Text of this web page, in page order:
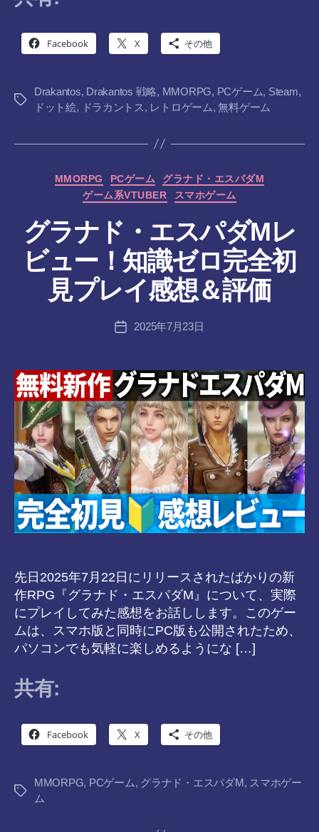
Facebook X その他
タ
Drakantos, Drakantos 戦略, MMORPG, PCゲーム, Steam,
ドット絵, ドラカントス , レトロゲーム,無料ゲーム
カ
テ
ゴ
リ
ー
MMORPG PCゲーム
グラナド・エスパダM
ゲーム系VTUBER
スマホゲーム
グラナド・エスパダMレ
ビュー！知識ゼロ完全初
見プレイ感想＆評価
投
稿
作
成
者
:
a
8-
vr
投
2025年7月23日
先日2025年7月22日にリリースされたばかりの新
作RPG『グラナド・エスパダM』について、実際
にプレイしてみた感想をお話しします。このゲー
ムは、スマホ版と同時にPC版も公開されたため、
パソコンでも気軽に楽しめるようにな […]
共有:
Facebook X その他
タ
MMORPG, PCゲーム, グラナド・エスパダM, スマホゲー
ム